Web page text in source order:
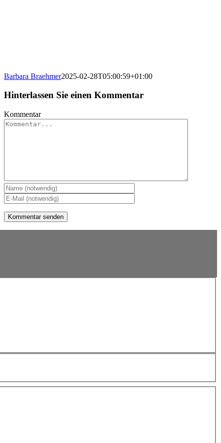
Barbara Braehmer2025-02-28T05:00:59+01:00
Hinterlassen Sie einen Kommentar
Kommentar